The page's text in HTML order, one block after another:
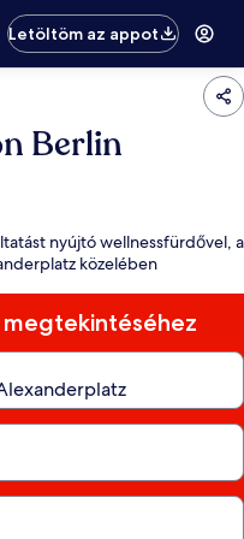
Letöltöm az appot
Berlin
nyújtó wellnessfürdővel, a
közelében